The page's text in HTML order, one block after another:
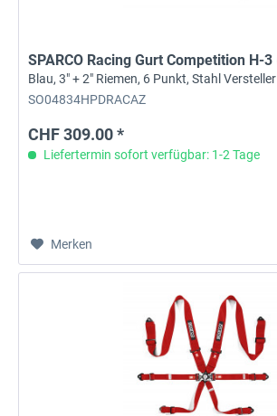
Blau, 3" + 2" Riemen, 6 Punkt, Stahl Versteller
SO04834HPDRACAZ
CHF 309.00 *
Liefertermin sofort verfügbar: 1-2 Tage
Merken